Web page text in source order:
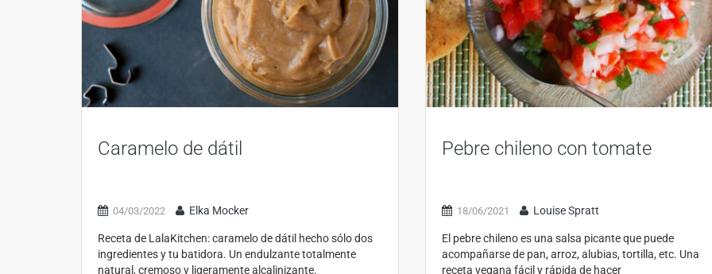
Caramelo de dátil
04/03/2022 Elka Mocker
Receta de LalaKitchen: caramelo de dátil hecho sólo dos
ingredientes y tu batidora. Un endulzante totalmente
natural, cremoso y ligeramente alcalinizante.
Pebre chileno con tomate
18/06/2021 Louise Spratt
El pebre chileno es una salsa picante que puede
acompañarse de pan, arroz, alubias, tortilla, etc. Una
receta vegana fácil y rápida de hacer